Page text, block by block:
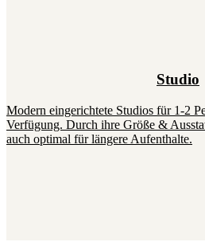
Studio
Modern eingerichtete Studios für 1-2
Verfügung. Durch ihre Größe &
auch optimal für längere Aufenthalte.